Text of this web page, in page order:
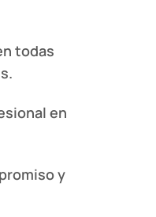
todas
en
y